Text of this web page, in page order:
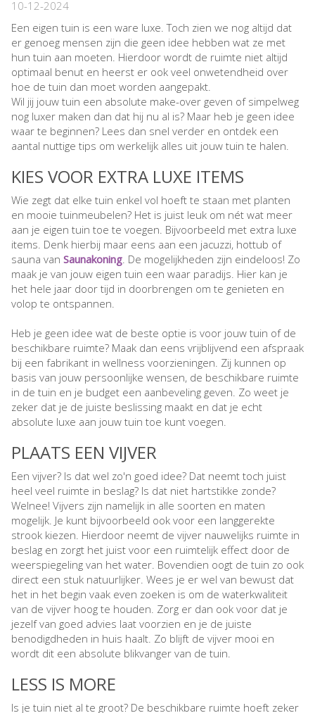
10-12-2024
Een eigen tuin is een ware luxe. Toch zien we nog altijd dat
er genoeg mensen zijn die geen idee hebben wat ze met
hun tuin aan moeten. Hierdoor wordt de ruimte niet altijd
optimaal benut en heerst er ook veel onwetendheid over
hoe de tuin dan moet worden aangepakt.
Wil jij jouw tuin een absolute make-over geven of simpelweg
nog luxer maken dan dat hij nu al is? Maar heb je geen idee
waar te beginnen? Lees dan snel verder en ontdek een
aantal nuttige tips om werkelijk alles uit jouw tuin te halen.
KIES VOOR EXTRA LUXE ITEMS
Wie zegt dat elke tuin enkel vol hoeft te staan met planten
en mooie tuinmeubelen? Het is juist leuk om nét wat meer
aan je eigen tuin toe te voegen. Bijvoorbeeld met extra luxe
items. Denk hierbij maar eens aan een jacuzzi, hottub of
sauna van Saunakoning. De mogelijkheden zijn eindeloos! Zo
maak je van jouw eigen tuin een waar paradijs. Hier kan je
het hele jaar door tijd in doorbrengen om te genieten en
volop te ontspannen.
Heb je geen idee wat de beste optie is voor jouw tuin of de
beschikbare ruimte? Maak dan eens vrijblijvend een afspraak
bij een fabrikant in wellness voorzieningen. Zij kunnen op
basis van jouw persoonlijke wensen, de beschikbare ruimte
in de tuin en je budget een aanbeveling geven. Zo weet je
zeker dat je de juiste beslissing maakt en dat je echt
absolute luxe aan jouw tuin toe kunt voegen.
PLAATS EEN VIJVER
Een vijver? Is dat wel zo'n goed idee? Dat neemt toch juist
heel veel ruimte in beslag? Is dat niet hartstikke zonde?
Welnee! Vijvers zijn namelijk in alle soorten en maten
mogelijk. Je kunt bijvoorbeeld ook voor een langgerekte
strook kiezen. Hierdoor neemt de vijver nauwelijks ruimte in
beslag en zorgt het juist voor een ruimtelijk effect door de
weerspiegeling van het water. Bovendien oogt de tuin zo ook
direct een stuk natuurlijker. Wees je er wel van bewust dat
het in het begin vaak even zoeken is om de waterkwaliteit
van de vijver hoog te houden. Zorg er dan ook voor dat je
jezelf van goed advies laat voorzien en je de juiste
benodigdheden in huis haalt. Zo blijft de vijver mooi en
wordt dit een absolute blikvanger van de tuin.
LESS IS MORE
Is je tuin niet al te groot? De beschikbare ruimte hoeft zeker